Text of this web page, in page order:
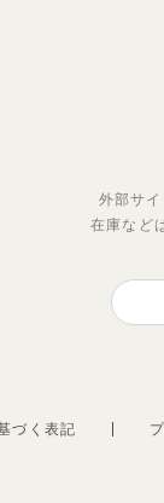
ボンカラー
ボート半袖
外部サ
在庫など
づく表記